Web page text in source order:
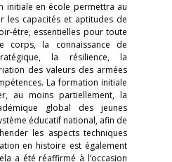
initiale en école permettra au
les capacités et aptitudes de
être, essentielles pour toute
corps, la connaissance de
la résilience, la
des valeurs des armées
La formation initiale
au moins partiellement, la
global des jeunes
éducatif national, afin de
les aspects techniques
en histoire est également
a été réaffirmé à l’occasion